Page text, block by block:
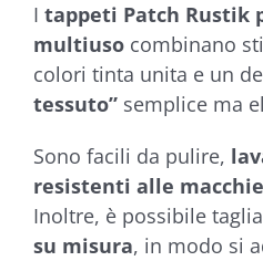
I tappeti Patch Rustik
multiuso combinano
colori tinta unita e un
tessuto” semplice ma
Sono facili da pulire,
resistenti alle macchie
Inoltre, è possibile
su misura, in modo si